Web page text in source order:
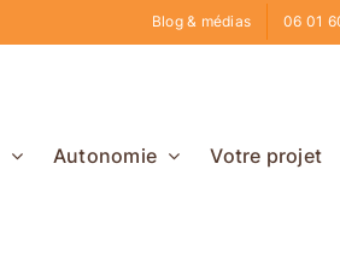
Blog & médias 06 01
Autonomie Votre projet